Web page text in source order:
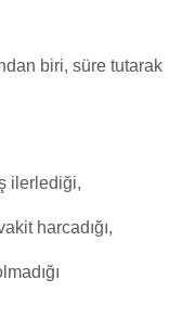
biri, süre tutarak
harcadığı,